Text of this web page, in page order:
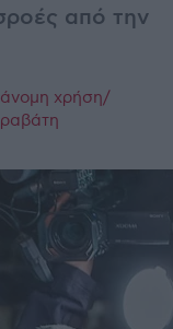
από την
χρήση/